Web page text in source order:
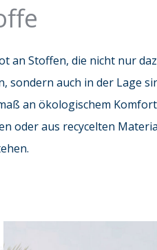
an Stoffen, die nicht nur
auch in der Lage
an ökologischem
oder aus recycelten